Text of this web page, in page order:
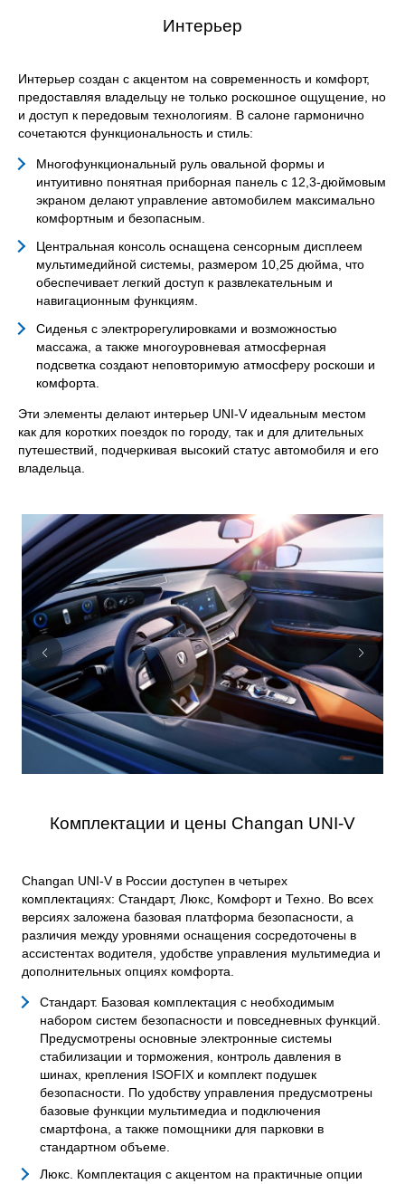
Интерьер
Интерьер создан с акцентом на современность и комфорт,
предоставляя владельцу не только роскошное ощущение, но
и доступ к передовым технологиям. В салоне гармонично
сочетаются функциональность и стиль:
Многофункциональный руль овальной формы и
интуитивно понятная приборная панель с 12,3-дюймовым
экраном делают управление автомобилем максимально
комфортным и безопасным.
Центральная консоль оснащена сенсорным дисплеем
мультимедийной системы, размером 10,25 дюйма, что
обеспечивает легкий доступ к развлекательным и
навигационным функциям.
Сиденья с электрорегулировками и возможностью
массажа, а также многоуровневая атмосферная
подсветка создают неповторимую атмосферу роскоши и
комфорта.
Эти элементы делают интерьер UNI-V идеальным местом
как для коротких поездок по городу, так и для длительных
путешествий, подчеркивая высокий статус автомобиля и его
владельца.
Комплектации и цены Changan UNI-V
Changan UNI-V в России доступен в четырех
комплектациях: Стандарт, Люкс, Комфорт и Техно. Во всех
версиях заложена базовая платформа безопасности, а
различия между уровнями оснащения сосредоточены в
ассистентах водителя, удобстве управления мультимедиа и
дополнительных опциях комфорта.
Стандарт. Базовая комплектация с необходимым
набором систем безопасности и повседневных функций.
Предусмотрены основные электронные системы
стабилизации и торможения, контроль давления в
шинах, крепления ISOFIX и комплект подушек
безопасности. По удобству управления предусмотрены
базовые функции мультимедиа и подключения
смартфона, а также помощники для парковки в
стандартном объеме.
Люкс. Комплектация с акцентом на практичные опции